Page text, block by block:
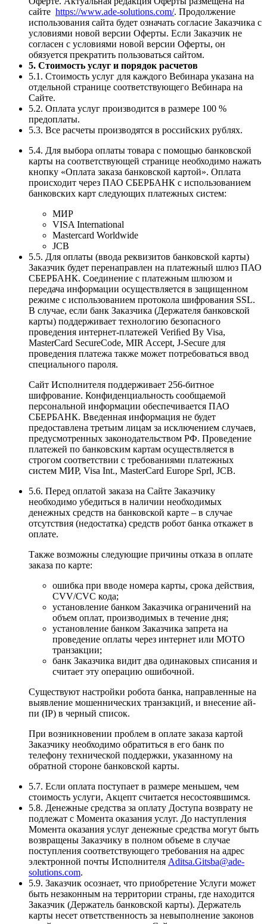
сайте https://www.ade-solutions.com/. Продолжение
использования сайта будет означать согласие Заказчика с
условиями новой версии Оферты. Если Заказчик не
согласен с условиями новой версии Оферты, он
обязуется прекратить пользоваться сайтом.
5. Стоимость услуг и порядок расчетов
5.1. Стоимость услуг для каждого Вебинара указана на
отдельной странице соответствующего Вебинара на
Сайте.
5.2. Оплата услуг производится в размере 100 %
предоплаты.
5.3. Все расчеты производятся в российских рублях.
5.4. Для выбора оплаты товара с помощью банковской
карты на соответствующей странице необходимо нажать
кнопку «Оплата заказа банковской картой». Оплата
происходит через ПАО СБЕРБАНК с использованием
банковских карт следующих платежных систем:
МИР
VISA International
Mastercard Worldwide
JCB
5.5. Для оплаты (ввода реквизитов банковской карты)
Заказчик будет перенаправлен на платежный шлюз ПАО
СБЕРБАНК. Соединение с платежным шлюзом и
передача информации осуществляется в защищенном
режиме с использованием протокола шифрования SSL.
В случае, если банк Заказчика (Держателя банковской
карты) поддерживает технологию безопасного
проведения интернет-платежей Veriﬁed By Visa,
MasterCard SecureCode, MIR Accept, J-Secure для
проведения платежа также может потребоваться ввод
специального пароля.
Сайт Исполнителя поддерживает 256-битное
шифрование. Конфиденциальность сообщаемой
персональной информации обеспечивается ПАО
СБЕРБАНК. Введенная информация не будет
предоставлена третьим лицам за исключением случаев,
предусмотренных законодательством РФ. Проведение
платежей по банковским картам осуществляется в
строгом соответствии с требованиями платежных
систем МИР, Visa Int., MasterCard Europe Sprl, JCB.
5.6. Перед оплатой заказа на Сайте Заказчику
необходимо убедиться в наличии необходимых
денежных средств на банковской карте – в случае
отсутствия (недостатка) средств робот банка откажет в
оплате.
Также возможны следующие причины отказа в оплате
заказа по карте:
ошибка при вводе номера карты, срока действия,
CVV/CVC кода;
установление банком Заказчика ограничений на
объем оплат, производимых в течение дня;
установление банком Заказчика запрета на
проведение оплаты через интернет или MOTO
транзакции;
банк Заказчика видит два одинаковых списания и
считает эту операцию ошибочной.
Существуют настройки робота банка, направленные на
выявление мошеннических транзакций, и внесение ай-
пи (IP) в черный список.
При возникновении проблем в оплате заказа картой
Заказчику необходимо обратиться в его банк по
телефону технической поддержки, указанному на
обратной стороне банковской карты.
5.7. Если оплата поступает в размере меньшем, чем
стоимость услуги, Акцепт считается несостоявшимся.
5.8. Денежные средства за оплату Доступа возврату не
подлежат с Момента оказания услуг. До наступления
Момента оказания услуг денежные средства могут быть
возвращены Заказчику в полном объеме в случае
поступления соответствующего требования на адрес
электронной почты Исполнителя Aditsa.Gitsba@ade-
solutions.com.
5.9. Заказчик осознает, что приобретение Услуги может
быть незаконным на территории страны, где находится
Заказчик (Держатель банковской карты). Держатель
карты несет ответственность за невыполнение законов